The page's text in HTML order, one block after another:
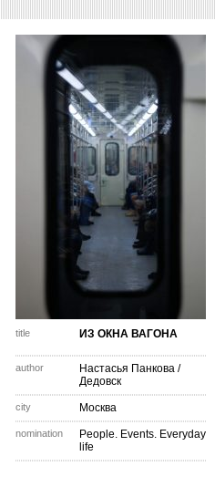
title ИЗ ОКНА ВАГОНА
author Настасья Панкова /
Дедовск
city Москва
nomination
People. Events. Everyday
life